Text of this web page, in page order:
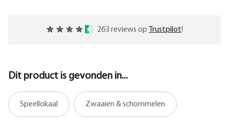
263 reviews op Trustpilot!
Dit product is gevonden in...
Speellokaal Zwaaien & schommelen